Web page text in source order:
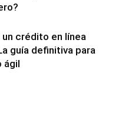
crédito en línea
guía definitiva para
ágil